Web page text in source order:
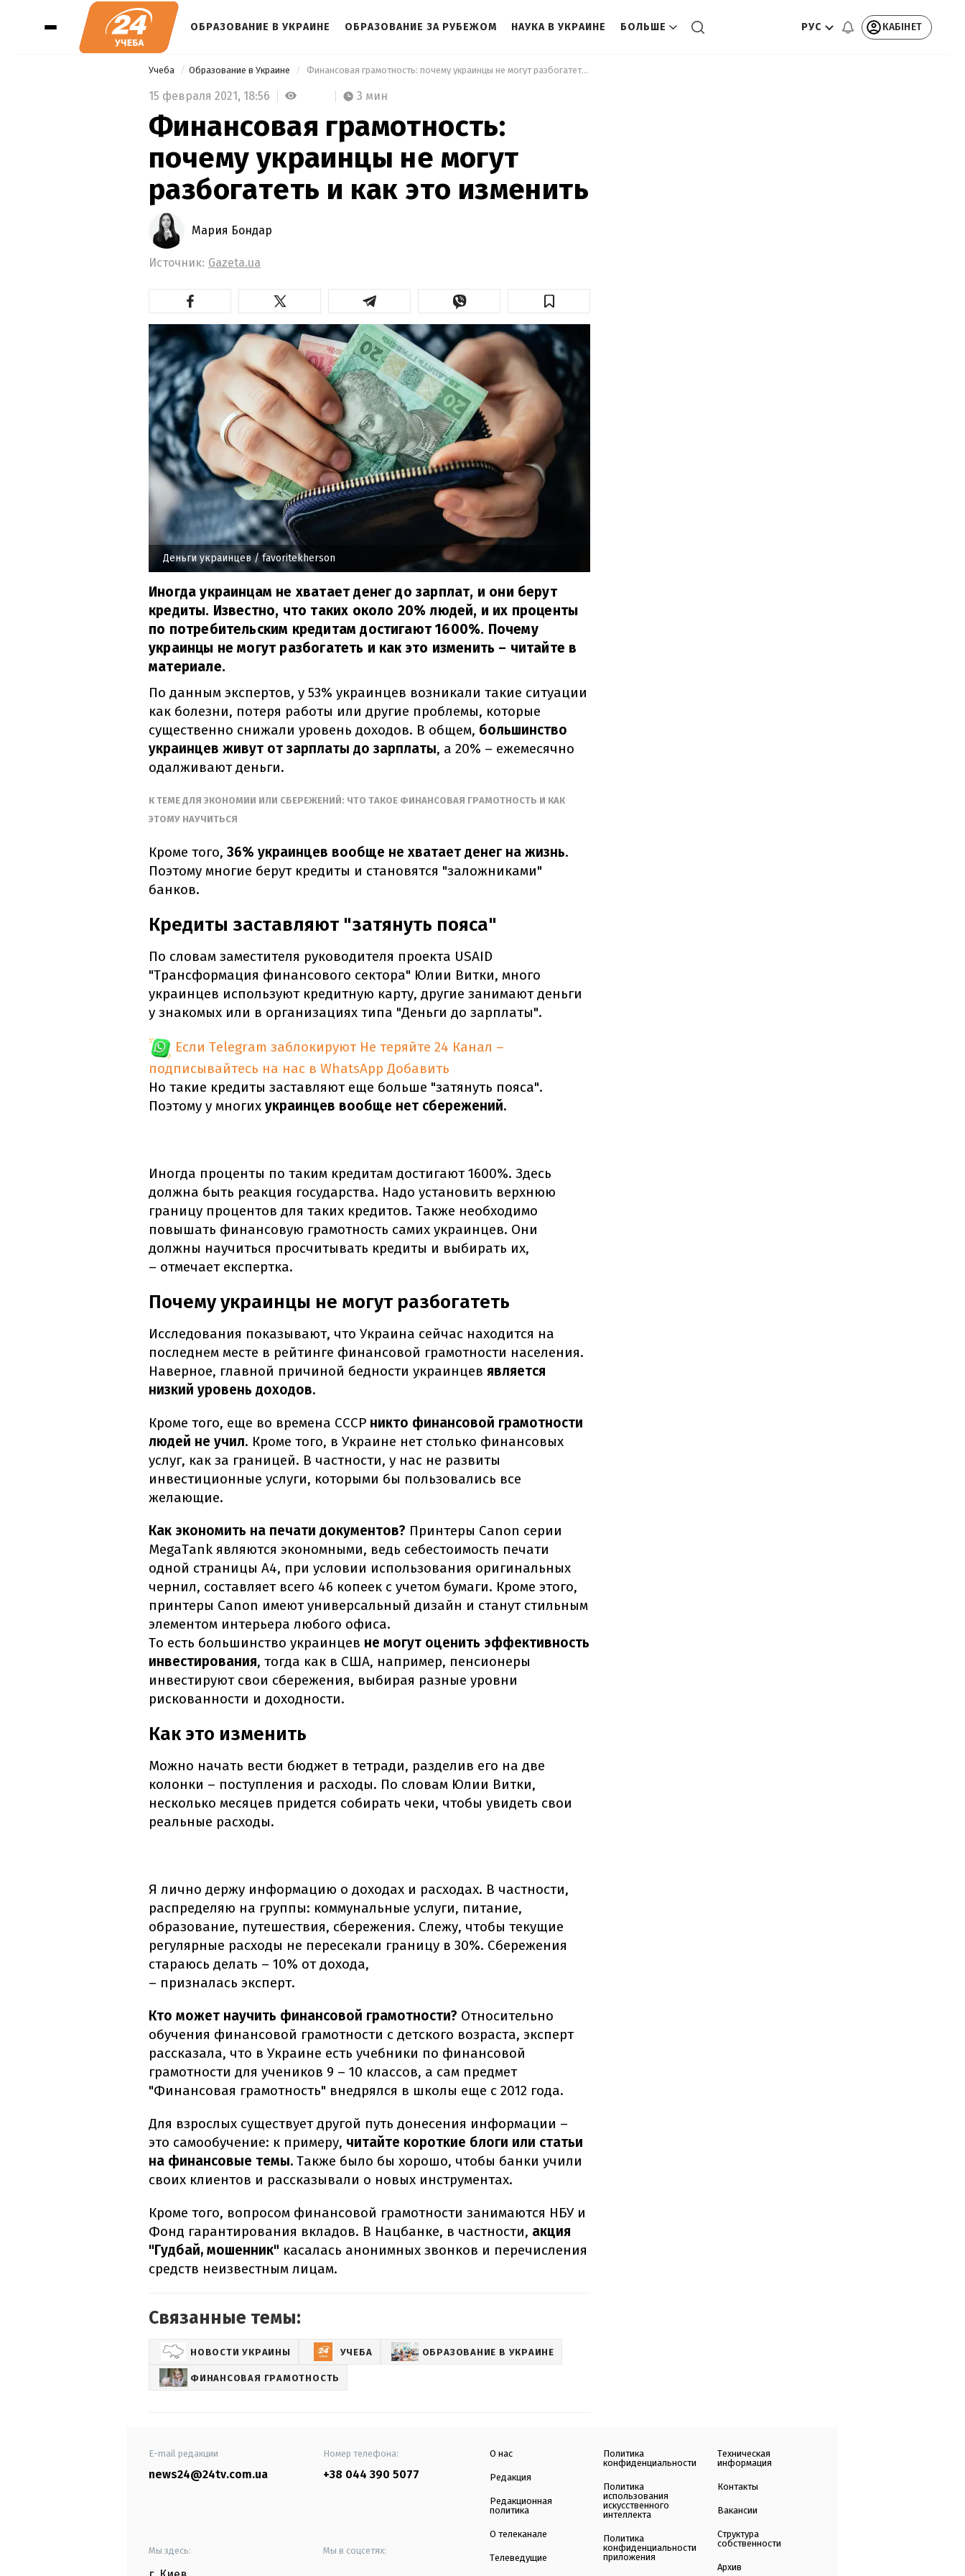
ОБРАЗОВАНИЕ В УКРАИНЕ ОБРАЗОВАНИЕ ЗА РУБЕЖОМ НАУКА В УКРАИНЕ БОЛЬШЕ РУС КАБІНЕТ
Учеба Образование в Украине Финансовая грамотность: почему украинцы не могут разбогатеть и как это изменить
15 февраля 2021, 18:56 3 мин
Финансовая грамотность:
почему украинцы не могут
разбогатеть и как это изменить
Мария Бондар
Источник: Gazeta.ua
Деньги украинцев/ favoritekherson
Иногда украинцам не хватает денег до зарплат, и они берут
кредиты. Известно, что таких около 20% людей, и их проценты
по потребительским кредитам достигают 1600%. Почему
украинцы не могут разбогатеть и как это изменить – читайте в
материале.
По данным экспертов, у 53% украинцев возникали такие ситуации
как болезни, потеря работы или другие проблемы, которые
существенно снижали уровень доходов. В общем, большинство
украинцев живут от зарплаты до зарплаты, а 20% – ежемесячно
одалживают деньги.
К ТЕМЕ ДЛЯ ЭКОНОМИИ ИЛИ СБЕРЕЖЕНИЙ: ЧТО ТАКОЕ ФИНАНСОВАЯ ГРАМОТНОСТЬ И КАК
ЭТОМУ НАУЧИТЬСЯ
Кроме того, 36% украинцев вообще не хватает денег на жизнь.
Поэтому многие берут кредиты и становятся "заложниками"
банков.
Кредиты заставляют "затянуть пояса"
По словам заместителя руководителя проекта USAID
"Трансформация финансового сектора" Юлии Витки, много
украинцев используют кредитную карту, другие занимают деньги
у знакомых или в организациях типа "Деньги до зарплаты".
Если Telegram заблокируют Не теряйте 24 Канал –
подписывайтесь на нас в WhatsApp Добавить
Но такие кредиты заставляют еще больше "затянуть пояса".
Поэтому у многих украинцев вообще нет сбережений.
Иногда проценты по таким кредитам достигают 1600%. Здесь
должна быть реакция государства. Надо установить верхнюю
границу процентов для таких кредитов. Также необходимо
повышать финансовую грамотность самих украинцев. Они
должны научиться просчитывать кредиты и выбирать их,
– отмечает експертка.
Почему украинцы не могут разбогатеть
Исследования показывают, что Украина сейчас находится на
последнем месте в рейтинге финансовой грамотности населения.
Наверное, главной причиной бедности украинцев является
низкий уровень доходов.
Кроме того, еще во времена СССР никто финансовой грамотности
людей не учил. Кроме того, в Украине нет столько финансовых
услуг, как за границей. В частности, у нас не развиты
инвестиционные услуги, которыми бы пользовались все
желающие.
Как экономить на печати документов? Принтеры Canon серии
MegaTank являются экономными, ведь себестоимость печати
одной страницы А4, при условии использования оригинальных
чернил, составляет всего 46 копеек с учетом бумаги. Кроме этого,
принтеры Canon имеют универсальный дизайн и станут стильным
элементом интерьера любого офиса.
То есть большинство украинцев не могут оценить эффективность
инвестирования, тогда как в США, например, пенсионеры
инвестируют свои сбережения, выбирая разные уровни
рискованности и доходности.
Как это изменить
Можно начать вести бюджет в тетради, разделив его на две
колонки – поступления и расходы. По словам Юлии Витки,
несколько месяцев придется собирать чеки, чтобы увидеть свои
реальные расходы.
Я лично держу информацию о доходах и расходах. В частности,
распределяю на группы: коммунальные услуги, питание,
образование, путешествия, сбережения. Слежу, чтобы текущие
регулярные расходы не пересекали границу в 30%. Сбережения
стараюсь делать – 10% от дохода,
– призналась эксперт.
Кто может научить финансовой грамотности? Относительно
обучения финансовой грамотности с детского возраста, эксперт
рассказала, что в Украине есть учебники по финансовой
грамотности для учеников 9 – 10 классов, а сам предмет
"Финансовая грамотность" внедрялся в школы еще с 2012 года.
Для взрослых существует другой путь донесения информации –
это самообучение: к примеру, читайте короткие блоги или статьи
на финансовые темы. Также было бы хорошо, чтобы банки учили
своих клиентов и рассказывали о новых инструментах.
Кроме того, вопросом финансовой грамотности занимаются НБУ и
Фонд гарантирования вкладов. В Нацбанке, в частности, акция
"Гудбай, мошенник" касалась анонимных звонков и перечисления
средств неизвестным лицам.
Связанные темы:
НОВОСТИ УКРАИНЫ УЧЕБА ОБРАЗОВАНИЕ В УКРАИНЕ
ФИНАНСОВАЯ ГРАМОТНОСТЬ
E-mail редакции
news24@24tv.com.ua
Номер телефона:
+38 044 390 5077
Мы здесь: Мы в соцсетях:
О нас
Редакция
Редакционная
политика
О телеканале
Телеведущие
Политика
конфиденциальности
Политика
использования
искусственного
интеллекта
Политика
конфиденциальности
приложения
Техническая
информация
Контакты
Вакансии
Структура
собственности
Архив